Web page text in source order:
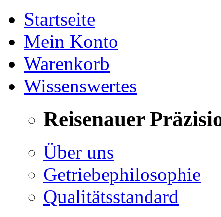
Startseite
Mein Konto
Warenkorb
Wissenswertes
Reisenauer
Über uns
Getriebephilosophie
Qualitätsstandard